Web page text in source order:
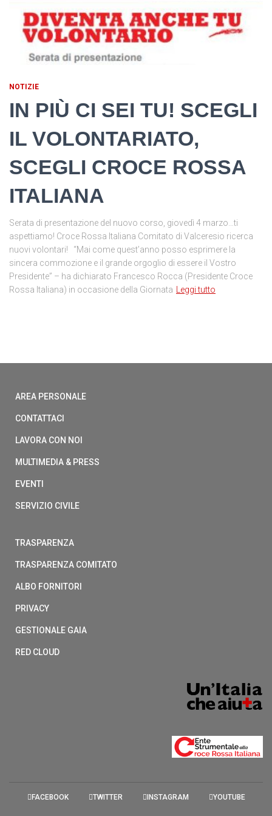
NOTIZIE
IN PIÙ CI SEI TU! SCEGLI
IL VOLONTARIATO,
SCEGLI CROCE ROSSA
ITALIANA
Serata di presentazione del nuovo corso, giovedì 4 marzo…ti
aspettiamo! Croce Rossa Italiana Comitato di Valceresio ricerca
nuovi volontari! “Mai come quest’anno posso esprimere la
sincera commozione e il grande orgoglio di essere il Vostro
Presidente” – ha dichiarato Francesco Rocca (Presidente Croce
Rossa Italiana) in occasione della Giornata
Leggi tutto
AREA PERSONALE
CONTATTACI
LAVORA CON NOI
MULTIMEDIA & PRESS
EVENTI
SERVIZIO CIVILE
TRASPARENZA
TRASPARENZA COMITATO
ALBO FORNITORI
PRIVACY
GESTIONALE GAIA
RED CLOUD
FACEBOOK TWITTER INSTAGRAM YOUTUBE